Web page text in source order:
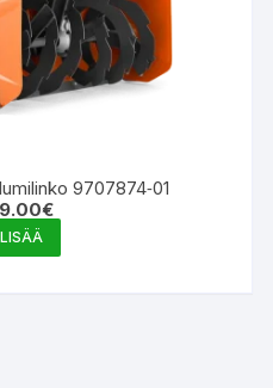
9707874‑01
€